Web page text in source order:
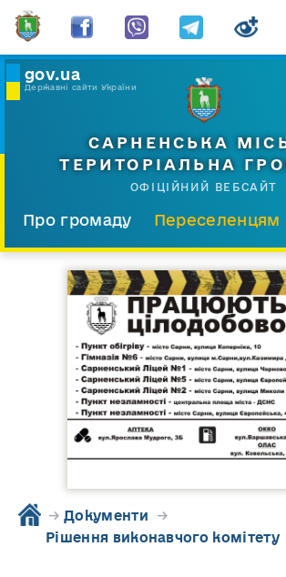
gov.ua
Державні сайти України
САРНЕНСЬКА
ТЕРИТОРІАЛЬНА
ОФІЦІЙНИЙ ВЕБСАЙТ
Про громаду
Переселенцям
Прес-центр
→ Документи →
Рішення виконавчого комітету